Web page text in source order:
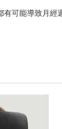
可能導致月經